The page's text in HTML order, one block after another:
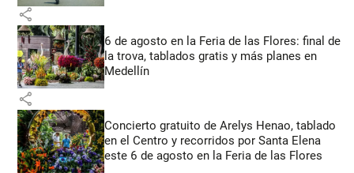
share
6 de agosto en la Feria de las Flores: final de
la trova, tablados gratis y más planes en
Medellín
share
Concierto gratuito de Arelys Henao, tablado
en el Centro y recorridos por Santa Elena
este 6 de agosto en la Feria de las Flores